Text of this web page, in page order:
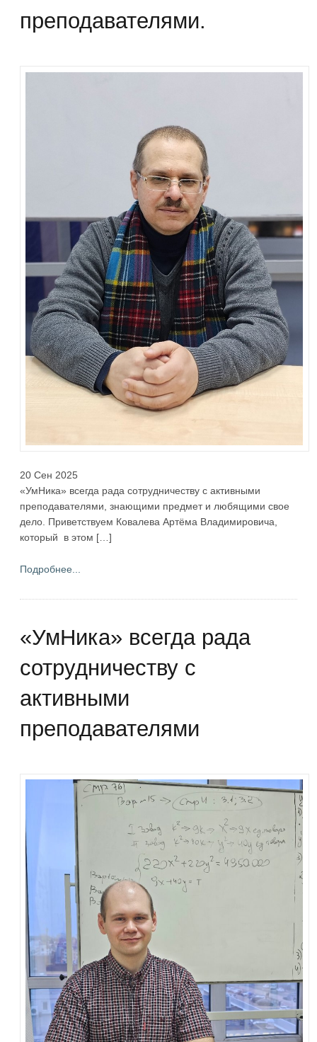
преподавателями.
20 Сен 2025
«УмНика» всегда рада сотрудничеству с активными
преподавателями, знающими предмет и любящими свое
дело. Приветствуем Ковалева Артёма Владимировича,
который в этом […]
Подробнее...
«УмНика» всегда рада
сотрудничеству с
активными
преподавателями